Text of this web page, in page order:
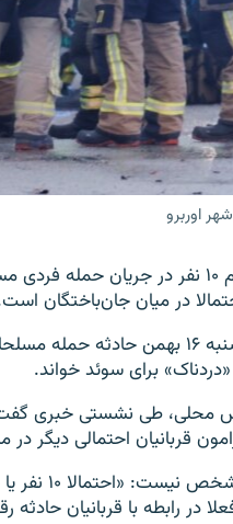
اوربرو
پلیس سوئد از کشته شدن دست‌کم ۱۰ نفر
در میان جان‌باختگان
نخست‌وزیر این کشور نیز روز سه‌شنبه
برای سوئد خواند.
محلی، طی نشستی خبری
قربانیان احتمالی دیگر در
او افزود
در رابطه با قربانیان